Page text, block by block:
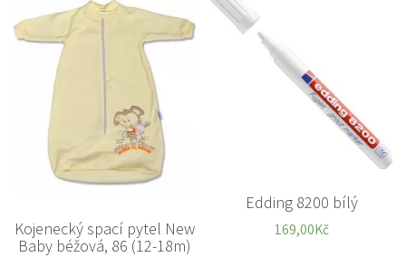
Kojenecký spací pytel New
Baby béžová, 86 (12-18m)
Edding 8200 bílý
169,00Kč